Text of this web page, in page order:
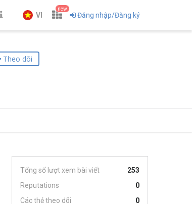
VI
new
Đăng nhập/Đăng ký
Theo dõi
Tổng số lượt xem bài viết
253
Reputations
0
Các thẻ theo dõi
0